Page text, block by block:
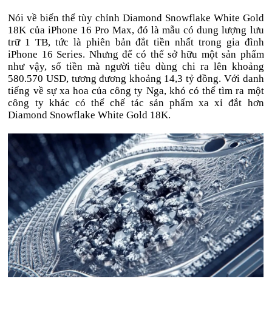
Nói về biến thể tùy chỉnh Diamond Snowflake White Gold
18K của iPhone 16 Pro Max, đó là mẫu có dung lượng lưu
trữ 1 TB, tức là phiên bản đắt tiền nhất trong gia đình
iPhone 16 Series. Nhưng để có thể sở hữu một sản phẩm
như vậy, số tiền mà người tiêu dùng chi ra lên khoảng
580.570 USD, tương đương khoảng 14,3 tỷ đồng. Với danh
tiếng về sự xa hoa của công ty Nga, khó có thể tìm ra một
công ty khác có thể chế tác sản phẩm xa xỉ đắt hơn
Diamond Snowflake White Gold 18K.